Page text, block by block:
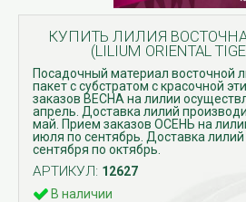
КУПИТЬ ЛИЛИЯ
(LILIUM ORIENTAL
Посадочный материал восточной
пакет с субстратом с красочной
заказов ВЕСНА на лилии
апрель. Доставка лилий
май. Прием заказов ОСЕНЬ на
июля по сентябрь. Доставка лилий
сентября по октябрь.
АРТИКУЛ: 12627
В наличии